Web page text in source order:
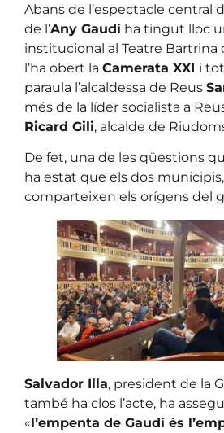
Abans de l’espectacle central
de l’Any Gaudíha tingut lloc
institucional al Teatre Bartrina
l’ha obert la Camerata XXI i
paraula l’alcaldessa de Reus
més de la líder socialista a
Ricard Gili, alcalde de
De fet, una de les qüestions
ha estat que els dos municipis,
comparteixen els orígens del
Salvador Illa, president de la
també ha clos l’acte, ha
«l’empenta de Gaudí és